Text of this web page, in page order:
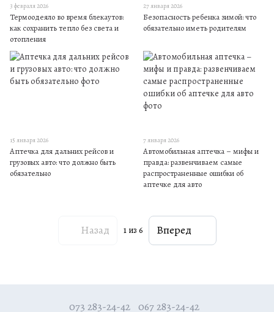
3 февраля 2026
Термоодеяло во время блекаутов:
как сохранить тепло без света и
отопления
27 января 2026
Безопасность ребенка зимой: что
обязательно иметь родителям
15 января 2026
Аптечка для дальних рейсов и
грузовых авто: что должно быть
обязательно
7 января 2026
Автомобильная аптечка – мифы и
правда: развенчиваем самые
распространенные ошибки об
аптечке для авто
Назад 1из 6 Вперед
073 283-24-42 067 283-24-42